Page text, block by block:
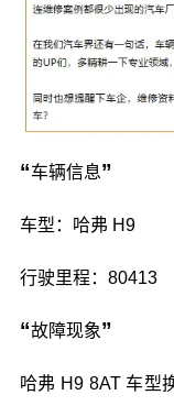
“车辆信息”
车型：哈弗 H9
行驶里程：80413
“故障现象”
哈弗 H9 8AT 车型